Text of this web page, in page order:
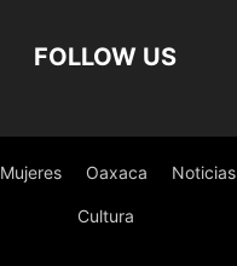
FOLLOW US
Mujeres Oaxaca Noticias
Cultura